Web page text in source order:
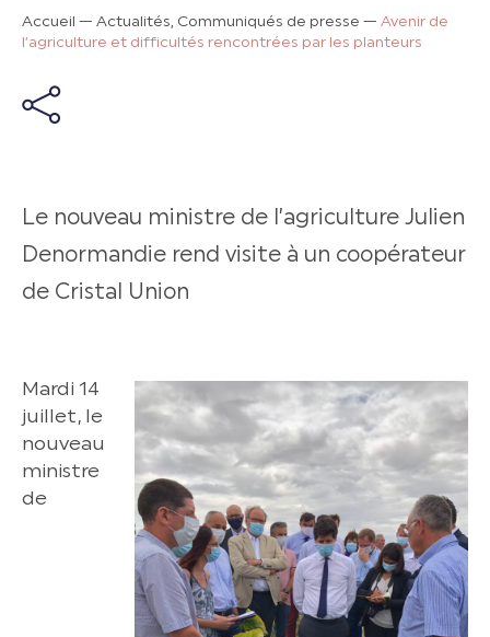
Accueil — Actualités, Communiqués de presse — Avenir de
l’agriculture et difficultés rencontrées par les planteurs
Le nouveau ministre de l’agriculture Julien
Denormandie rend visite à un coopérateur
de Cristal Union
Mardi 14
juillet, le
nouveau
ministre
de